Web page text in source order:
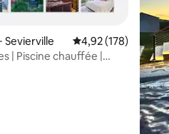
de 142 commentaires : 5 sur
Sevierville Évaluation
4,92 (178)
| Piscine chauffée |